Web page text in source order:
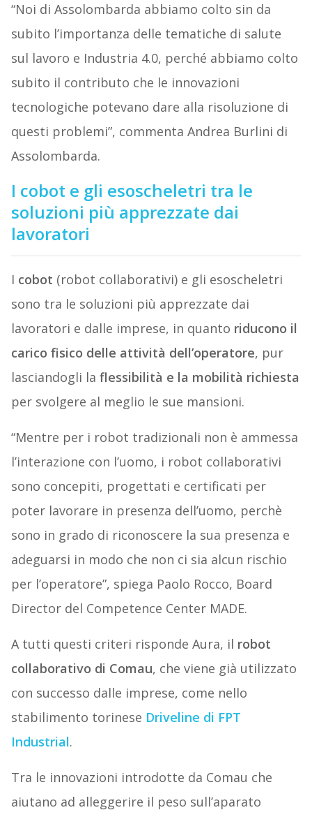
“Noi di Assolombarda abbiamo colto sin da
subito l’importanza delle tematiche di salute
sul lavoro e Industria 4.0, perché abbiamo colto
subito il contributo che le innovazioni
tecnologiche potevano dare alla risoluzione di
questi problemi”, commenta Andrea Burlini di
Assolombarda.
I cobot e gli esoscheletri tra le
soluzioni più apprezzate dai
lavoratori
I cobot (robot collaborativi) e gli esoscheletri
sono tra le soluzioni più apprezzate dai
lavoratori e dalle imprese, in quanto riducono il
carico fisico delle attività dell’operatore, pur
lasciandogli la flessibilità e la mobilità richiesta
per svolgere al meglio le sue mansioni.
“Mentre per i robot tradizionali non è ammessa
l’interazione con l’uomo, i robot collaborativi
sono concepiti, progettati e certificati per
poter lavorare in presenza dell’uomo, perchè
sono in grado di riconoscere la sua presenza e
adeguarsi in modo che non ci sia alcun rischio
per l’operatore”, spiega Paolo Rocco, Board
Director del Competence Center MADE.
A tutti questi criteri risponde Aura, il robot
collaborativo di Comau, che viene già utilizzato
con successo dalle imprese, come nello
stabilimento torinese Driveline di FPT
Industrial.
Tra le innovazioni introdotte da Comau che
aiutano ad alleggerire il peso sull’aparato